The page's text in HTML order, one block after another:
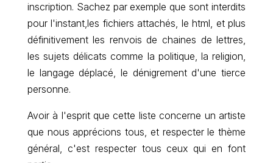
inscription. Sachez par exemple que sont interdits
pour l'instant,les fichiers attachés, le html, et plus
définitivement les renvois de chaines de lettres,
les sujets délicats comme la politique, la religion,
le langage déplacé, le dénigrement d'une tierce
personne.
Avoir à l'esprit que cette liste concerne un artiste
que nous apprécions tous, et respecter le thème
général, c'est respecter tous ceux qui en font